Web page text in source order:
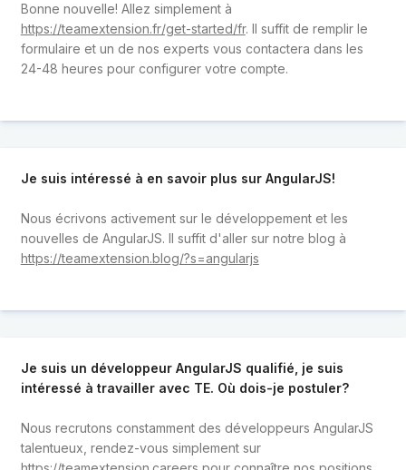
Bonne nouvelle! Allez simplement à
https://teamextension.fr/get-started/fr. Il suffit de remplir le
formulaire et un de nos experts vous contactera dans les
24-48 heures pour configurer votre compte.
Je suis intéressé à en savoir plus sur AngularJS!
Nous écrivons activement sur le développement et les
nouvelles de AngularJS. Il suffit d'aller sur notre blog à
https://teamextension.blog/?s=angularjs
Je suis un développeur AngularJS qualifié, je suis
intéressé à travailler avec TE. Où dois-je postuler?
Nous recrutons constamment des développeurs AngularJS
talentueux, rendez-vous simplement sur